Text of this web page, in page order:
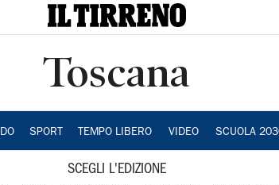
Toscana
SPORT TEMPO LIBERO VIDEO SCUOLA
SCEGLI L'EDIZIONE